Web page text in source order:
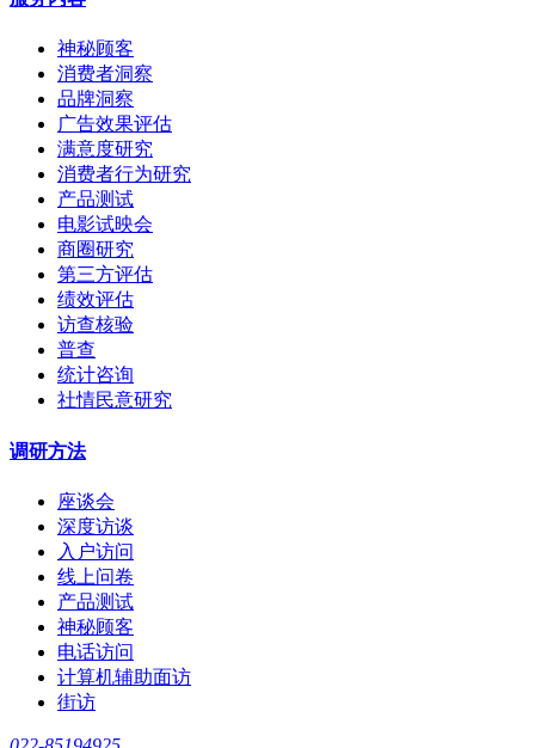
神秘顾客
消费者洞察
品牌洞察
广告效果评估
满意度研究
消费者行为研究
产品测试
电影试映会
商圈研究
第三方评估
绩效评估
访查核验
普查
统计咨询
社情民意研究
调研方法
座谈会
深度访谈
入户访问
线上问卷
产品测试
神秘顾客
电话访问
计算机辅助面访
街访